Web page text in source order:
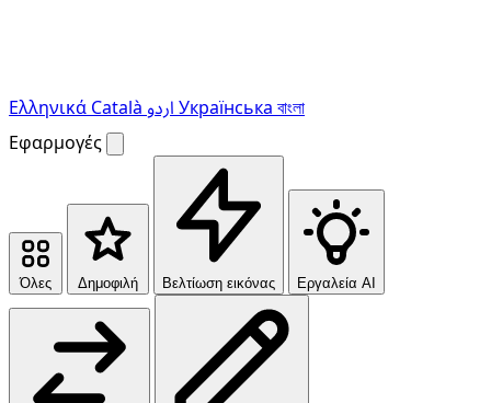
Ελληνικά Català Українська বাংলা
Εφαρμογές
Όλες Δημοφιλή Βελτίωση εικόνας Εργαλεία AI